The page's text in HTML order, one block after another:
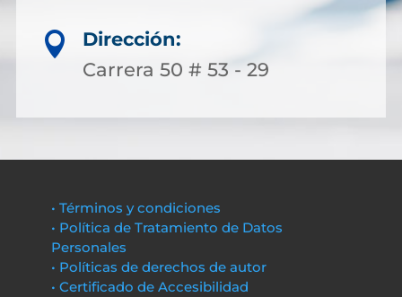

Dirección:
Carrera 50 # 53 - 29
• Términos y condiciones
• Política de Tratamiento de Datos
Personales
• Políticas de derechos de autor
• Certificado de Accesibilidad